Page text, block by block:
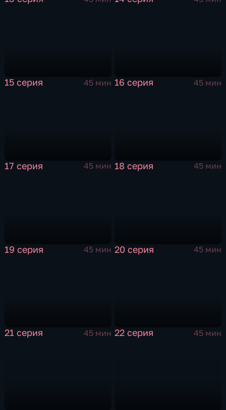
15 серия 45 мин 16 серия 45 мин
17 серия 45 мин 18 серия 45 мин
19 серия 45 мин 20 серия 45 мин
21 серия 45 мин 22 серия 45 мин